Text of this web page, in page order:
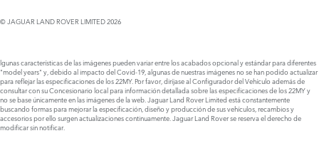
© JAGUAR LAND ROVER LIMITED 2026
lgunas características de las imágenes pueden variar entre los acabados opcional y estándar para diferentes
"model years" y, debido al impacto del Covid-19, algunas de nuestras imágenes no se han podido actualizar
para reflejar las especificaciones de los 22MY. Por favor, diríjase al Configurador del Vehículo además de
consultar con su Concesionario local para información detallada sobre las especificaciones de los 22MY y
no se base únicamente en las imágenes de la web. Jaguar Land Rover Limited está constantemente
buscando formas para mejorar la especificación, diseño y producción de sus vehículos, recambios y
accesorios por ello surgen actualizaciones continuamente. Jaguar Land Rover se reserva el derecho de
modificar sin notificar.